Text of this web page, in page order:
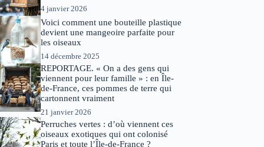
4 janvier 2026
Voici comment une bouteille plastique
devient une mangeoire parfaite pour
les oiseaux
14 décembre 2025
REPORTAGE. « On a des gens qui
viennent pour leur famille » : en Île-
de-France, ces pommes de terre qui
cartonnent vraiment
21 janvier 2026
Perruches vertes : d’où viennent ces
oiseaux exotiques qui ont colonisé
Paris et toute l’Île-de-France ?